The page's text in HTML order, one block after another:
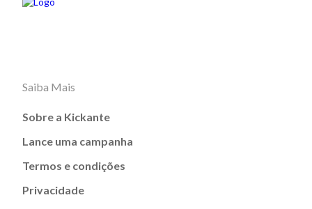
Saiba Mais
Sobre a Kickante
Lance uma campanha
Termos e condições
Privacidade